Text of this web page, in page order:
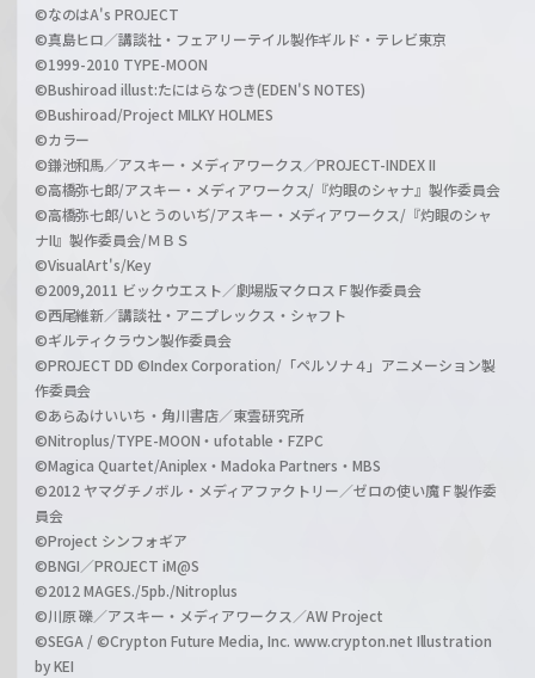
©なのはA's PROJECT
©真島ヒロ／講談社・フェアリーテイル製作ギルド・テレビ東京
©1999-2010 TYPE-MOON
©Bushiroad illust:たにはらなつき(EDEN'S NOTES)
©Bushiroad/Project MILKY HOLMES
©カラー
©鎌池和馬／アスキー・メディアワークス／PROJECT-INDEX II
©高橋弥七郎/アスキー・メディアワークス/『灼眼のシャナ』製作委員会
©高橋弥七郎/いとうのいぢ/アスキー・メディアワークス/『灼眼のシャ
ナII』製作委員会/ＭＢＳ
©VisualArt's/Key
©2009,2011 ビックウエスト／劇場版マクロスＦ製作委員会
©西尾維新／講談社・アニプレックス・シャフト
©ギルティクラウン製作委員会
©PROJECT DD ©Index Corporation/「ペルソナ４」アニメーション製
作委員会
©あらゐけいいち・角川書店／東雲研究所
©Nitroplus/TYPE-MOON・ufotable・FZPC
©Magica Quartet/Aniplex・Madoka Partners・MBS
©2012 ヤマグチノボル・メディアファクトリー／ゼロの使い魔Ｆ製作委
員会
©Project シンフォギア
©BNGI／PROJECT iM@S
©2012 MAGES./5pb./Nitroplus
©川原 礫／アスキー・メディアワークス／AW Project
©SEGA / ©Crypton Future Media, Inc. www.crypton.net Illustration
by KEI